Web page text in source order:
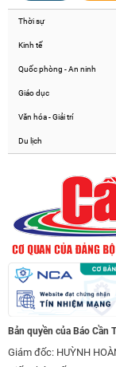
Thời sự
Kinh tế
Quốc phòng - An ninh
Giáo dục
Văn hóa - Giải trí
Du lịch
Bản quyền của Báo Cần
Giám đốc: HUỲNH